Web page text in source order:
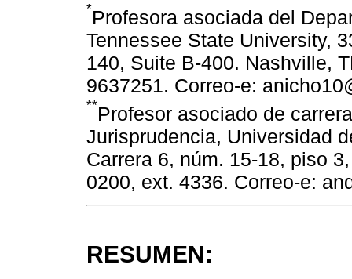
*Profesora asociada del
Tennessee State University,
140, Suite B-400. Nashville,
9637251. Correo-e:
**Profesor asociado de
Jurisprudencia, Universidad
Carrera 6, núm. 15-18, piso
0200, ext. 4336. Correo-e:
RESUMEN: